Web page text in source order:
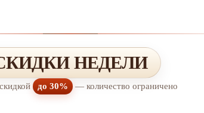
НЕДЕЛИ
до 30% — количество ограничено